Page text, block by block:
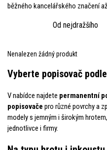
běžného kancelářského značení
Od nejdražšího
Nenalezen žádný produkt
Vyberte popisovač
V nabídce najdete permanentní
popisovače pro různé povrchy a
modely s jemným i širokým
jednotlivce i firmy.